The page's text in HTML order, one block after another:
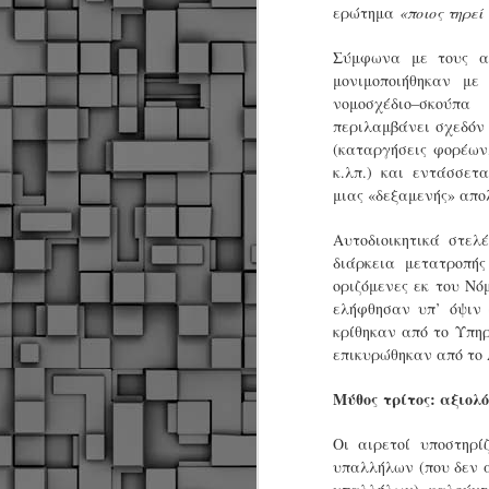
ερώτημα «ποιος
Σύμφωνα με τους
μονιμοποιήθηκαν
περιλαμβάνει
(καταργήσεις
κ.λπ.) και
μιας «δεξαμενής»
Αυτοδιοικητικά
διάρκεια
οριζόμενες εκ του
ελήφθησαν υπ’
κρίθηκαν από το
επικυρώθηκαν από
Μύθος τρίτος:
Οι αιρετοί
υπαλλήλων (που δεν